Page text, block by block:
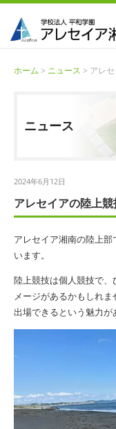
ホーム > ニュース > アレ
ニュース
2024年6月12日
アレセイアの陸上競
アレセイア湘南の陸上
います。
陸上競技は個人競技で、
メージがあるかもしれ
出場できるという魅力が